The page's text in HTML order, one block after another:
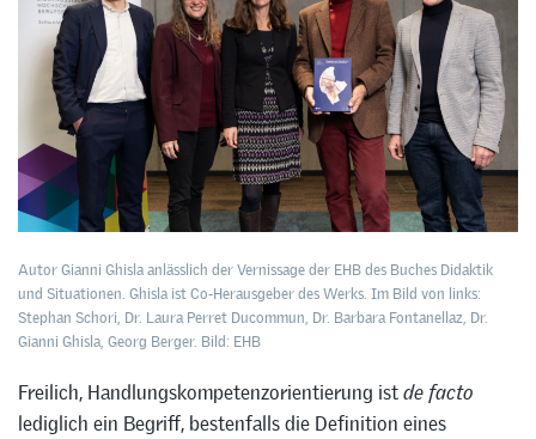
Autor Gianni Ghisla anlässlich der Vernissage der EHB des Buches Didaktik
und Situationen. Ghisla ist Co-Herausgeber des Werks. Im Bild von links:
Stephan Schori, Dr. Laura Perret Ducommun, Dr. Barbara Fontanellaz, Dr.
Gianni Ghisla, Georg Berger. Bild: EHB
Freilich, Handlungskompetenzorientierung istde facto
lediglich ein Begriff, bestenfalls die Definition eines